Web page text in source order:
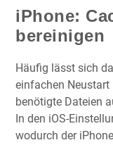
iPhone:
bereinigen
Häufig lässt sich
einfachen Neustart
benötigte Dateien
In den iOS-
wodurch der